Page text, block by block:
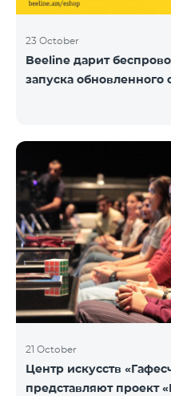
23 October
Beeline дарит
запуска обновленного
21 October
Центр искусств
представляют проект